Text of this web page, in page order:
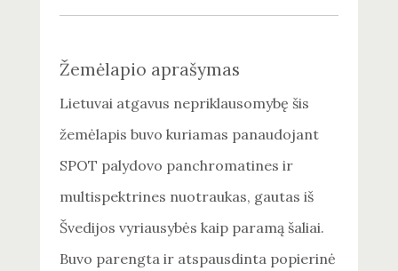
Žemėlapio aprašymas
Lietuvai atgavus nepriklausomybę šis
žemėlapis buvo kuriamas panaudojant
SPOT palydovo panchromatines ir
multispektrines nuotraukas, gautas iš
Švedijos vyriausybės kaip paramą šaliai.
Buvo parengta ir atspausdinta popierinė